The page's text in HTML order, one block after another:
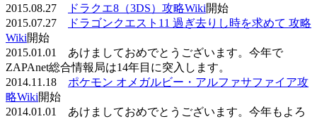
2015.08.27
ドラクエ8（3DS）攻略Wiki開始
2015.07.27
ドラゴンクエスト11 過ぎ去りし時を求めて 攻略
Wiki開始
2015.01.01 あけましておめでとうございます。今年で
ZAPAnet総合情報局は14年目に突入します。
2014.11.18 ポケモン オメガルビー・アルファサファイア攻
略Wiki開始
2014.01.01 あけましておめでとうございます。今年もよろ